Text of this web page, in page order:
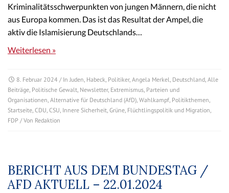
Kriminalitätsschwerpunkten von jungen Männern, die nicht
aus Europa kommen. Das ist das Resultat der Ampel, die
aktiv die Islamisierung Deutschlands…
Weiterlesen »
8. Februar 2024 / In Juden Habeck Politiker, Angela Merkel Deutschland Alle
Beiträge Politische Gewalt Newsletter, Extremismus Parteien und
Organisationen Alternative für Deutschland (AfD) Wahlkampf Politikthemen
Startseite CDU CSU Innere Sicherheit Grüne Flüchtlingspolitik und Migration
FDP / Von Redaktion
BERICHT AUS DEM BUNDESTAG /
AFD AKTUELL – 22.01.2024